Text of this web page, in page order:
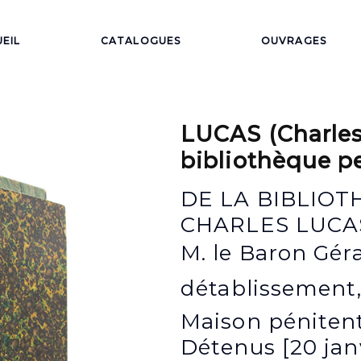
CATALOGUES OUVRAGES
LUCAS
bibliothèque
DE LA BIBLIOTHEQUE PERSONNELLE DE CHARLES LUCAS. 1er VOLUME : 1- Lettre à M. le Baron Gérando, Conseiller dEtat. Projet détablissement, par souscriptions, dune Maison pénitentiaire pour les jeunes Détenus [20 janvier 1833]. Paris, Imprimerie de A. Henry, (1833).16 p. 2- Extrait du compte-rendu de la séance publique du 22 avril 1839. Société de la Morale Chrétienne. (Paris), Imprimerie de A. Henry, (1839). 46, (2) p. 3- Des moyens et des conditions dune réforme pénitentiaire en France. Paris, Au bureau de la Revue de Législation, 1840. xxi, 108 p. 4- Compte-rendu dune réunion préparatoire pour la formation dune société de patronage pour les jeunes libérés de la maison pénitentiaire de Fontevrault. Paris, Cosson, (1840). 20 p. 5- Exposé de létat de la question pénitentiaire en Europe et aux Etats-Unis. Suivi dobservations de MM. De Tocqueville, Ch. Lucas et Béranger. Extraites de compte rendu des travaux de lAcadémie. Paris, Imprimerie Panckoucke, 1844. jv, 129 p. Contient la retranscription de la discussion entre Ch. Lucas et Tocqueville, sous forme de questions / réponses. 2e VOLUME : 1- HELLO (J.). Notice sur la colonie agricole dessai du Val-dYèvre, près Bourges (Cher). Paris, Imprimerie de Hennuyer et Cie, [1850]. 32 p. L’auteur était inspecteur général des prisons. 2- HELLO (J.). Des Colonies agricoles pénitentiaires ou considérations morales et pratiques sur la loi déducation et de patronage des jeunes détenus du 5 août 1850 et sur le projet de règlement du 31 mars 1864 relatif à lexécution de cette loi. Paris, Cotillon, 1865. (2) f., 64 p. 3- SELLON (Valentine de). La Peine de mort au vingtième siècle. Paris, Guillaumin et Cie, 1877. viii, 54, (1) p. de table. 4- Bulletin de la Société générale des Prisons autorisée par décret du 22 mai 1877 [Première année. Séances présidées par Charles Lucas]. Paris, Imprimerie centrale des chemins de fer, A. Chaix et Cie, 1877. 124 p. 5- OLIVECRONA (Knut). La Colonie dessai du Val-dYèvre et la théorie de lamendement de lenfant par la terre et de la terre par lenfant. Paris, Guillaumin et Cie, A. Durand & Pedone-Lauriel, Octobre 1878. 64 p. 6- OLIVECRONA (Knut) et LUCAS (Charles). Rapport au congrès pénitentiaire de Stockholm sur le mouvement progressif de la réforme pénitentiaire de 1872 à 1878 daprès les communications successives de M. Ch. Lucas à lInstitut de France. Paris, Imprimerie centrale des Chemins de fer, A. Chaix et Cie, [1879]. 8 p. 7- BUJON (Pierre). Le Congrès international pénitentiaire de Stockholm (I). Paris, Guillaumin et Cie, 1878. 15 p. Tiré-à-part du Journal des Économistes (déc. 1878) 8- BUJON (Pierre). Le Congrès pénitentiaire international de Stockholm (II). Paris, A. Cotillon et Cie, 1880. 15 p. Tiré-à-part de la Revue Critique de Législation et de Jurisprudence. 9- BUJON (Pierre). La Science pénitentiaire au congrès de Stockholm. Paris, A. Cotillon et Cie, 1880. 8 p. 10- BUJON (Pierre). « LUCAS (Charles-Jean-Marie) » : Extrait des notices biographiques et bibliographiques des membres de lInstitut de droit international. Paris, F. Pichon, A. Cotillon et Cie, s. d. 31 p. 3e VOLUME : 1- LUCAS (Charles). Discours prononcé au Banquet du Comice Agricole de lArrondissement de Bourges (30 août 1846). Bourges, Impr. Et Lith. de Jollet-Souchois, [1846]. 8 p. 2- LEZARDIERES (Charles de). Bénédiction et inauguration des bâtiments de la chapelle, de lécole et de linfirmerie à la colonie agricole du Val-dYèvre (Cher). Le 27 septembre 1857. Bourges, Imprimerie du Ve Ménagé, 1857. (1) f., 12 p. 3- Colonie agricole du Val-DYèvre. Cérémonie de la confirmation